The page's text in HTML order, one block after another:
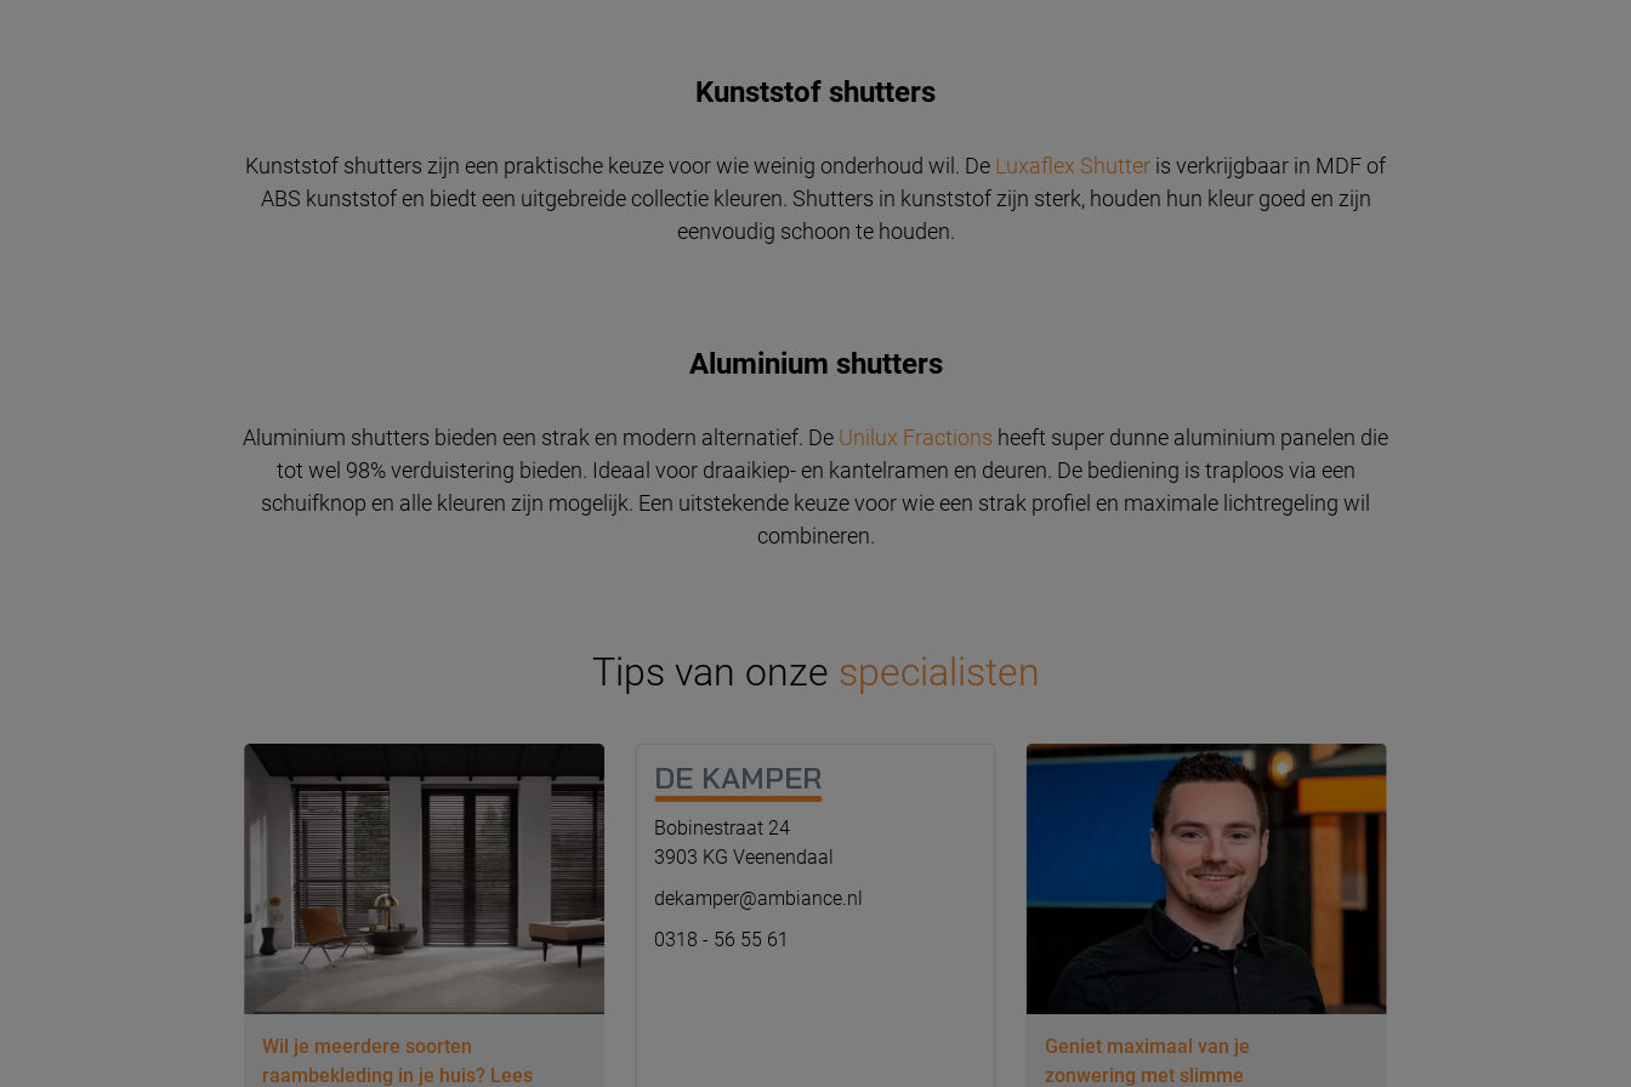
Kunststof shutters
Kunststof shutters zijn een praktische keuze voor wie weinig onderhoud wil. De Luxaflex Shutter is verkrijgbaar in MDF of
ABS kunststof en biedt een uitgebreide collectie kleuren. Shutters in kunststof zijn sterk, houden hun kleur goed en zijn
eenvoudig schoon te houden.
Aluminium shutters
Aluminium shutters bieden een strak en modern alternatief. De Unilux Fractions heeft super dunne aluminium panelen die
tot wel 98% verduistering bieden. Ideaal voor draaikiep- en kantelramen en deuren. De bediening is traploos via een
schuifknop en alle kleuren zijn mogelijk. Een uitstekende keuze voor wie een strak profiel en maximale lichtregeling wil
combineren.
Tips van onze specialisten
Wil je meerdere soorten
raambekleding in je huis? Lees
DE KAMPER
Bobinestraat 24
3903 KG Veenendaal
dekamper@ambiance.nl
0318 - 56 55 61
Geniet maximaal van je
zonwering met slimme